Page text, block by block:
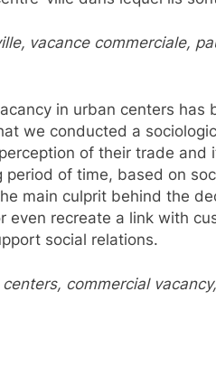
vacance commerciale,
in urban centers
we conducted a
of their trade
of time, based on
main culprit behind the
recreate a link with
social relations.
commercial